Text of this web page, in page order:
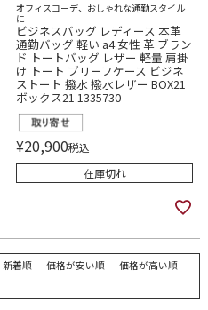
オフィスコーデ、おしゃれな通勤スタイル
に
ビジネスバッグ レディース 本革
通勤バッグ 軽い a4 女性 革 ブラン
ド トートバッグ レザー 軽量 肩掛
け トート ブリーフケース ビジネ
ストート 撥水 撥水レザー BOX21
ボックス21 1335730
¥20,900税込
在庫切れ
新着順 価格が安い順 価格が高い順